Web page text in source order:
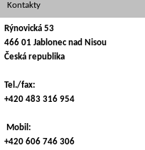
Kontakty
Rýnovická 53
466 01 Jablonec nad Nisou
Česká republika
Tel./fax:
+420 483 316 954
Mobil:
+420 606 746 306